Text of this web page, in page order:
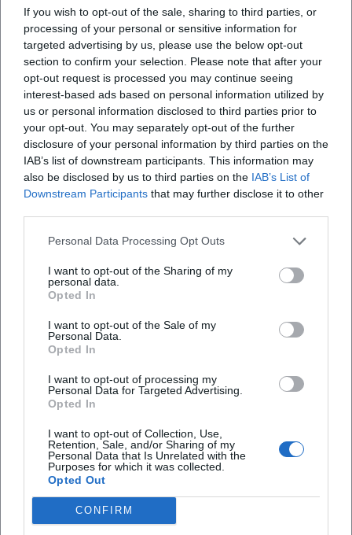
If you wish to opt-out of the sale, sharing to third parties, or
processing of your personal or sensitive information for
targeted advertising by us, please use the below opt-out
section to confirm your selection. Please note that after your
opt-out request is processed you may continue seeing
interest-based ads based on personal information utilized by
us or personal information disclosed to third parties prior to
your opt-out. You may separately opt-out of the further
disclosure of your personal information by third parties on the
IAB’s list of downstream participants. This information may
also be disclosed by us to third parties on the IAB’s List of
Downstream Participants that may further disclose it to other
Personal Data Processing Opt Outs
I want to opt-out of the Sharing of my
personal data.
Opted In
I want to opt-out of the Sale of my
Personal Data.
Opted In
I want to opt-out of processing my
Personal Data for Targeted Advertising.
Opted In
I want to opt-out of Collection, Use,
Retention, Sale, and/or Sharing of my
Personal Data that Is Unrelated with the
Purposes for which it was collected.
Opted Out
CONFIRM
Map unavailable
Open in Google Maps
Häufig gestellte Fragen
Wann beginnt die Show und wann ist Einlass
Wie lange dauert der Abend
Gibt es Sitzplätze und Gastronomie im Saal
Wie komme ich am besten zum NUTS und wo